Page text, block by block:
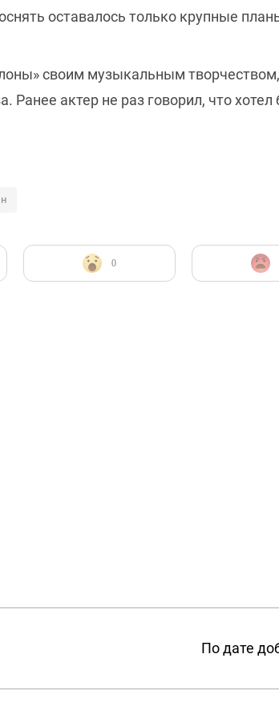
оставалось только крупные
своим музыкальным
актер не раз говорил, что
0
По дате